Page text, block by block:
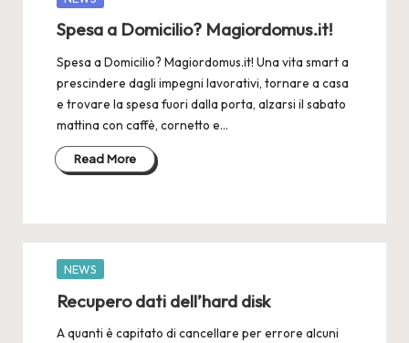
Spesa a Domicilio? Magiordomus.it!
Spesa a Domicilio? Magiordomus.it! Una vita smart a
prescindere dagli impegni lavorativi, tornare a casa
e trovare la spesa fuori dalla porta, alzarsi il sabato
mattina con caffè, cornetto e…
Read More
Posted
NEWS
Recupero dati dell’hard disk
A quanti è capitato di cancellare per errore alcuni